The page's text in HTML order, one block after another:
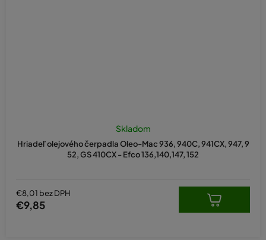
Hriadeľ olejového čerpadla Oleo-Mac 936, 940C, 941CX, 947, 9
52, GS 410CX - Efco 136,140,147, 152
Skladom
€8,01 bez DPH
€9,85